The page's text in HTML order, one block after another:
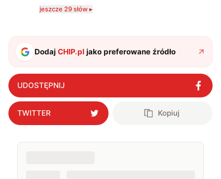
serio? Pisaniem o szeroko pojętej technice o zajmuję
i gram w gry :)
jeszcze 29 słów ▸
DodajCHIP.pl jako preferowane źródło
UDOSTĘPNIJ
TWITTER Kopiuj